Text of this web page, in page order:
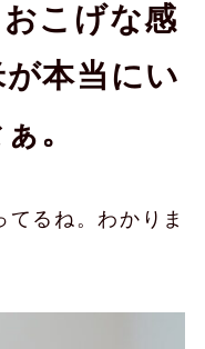
こげな感
本当にい
。
てるね。わかりま